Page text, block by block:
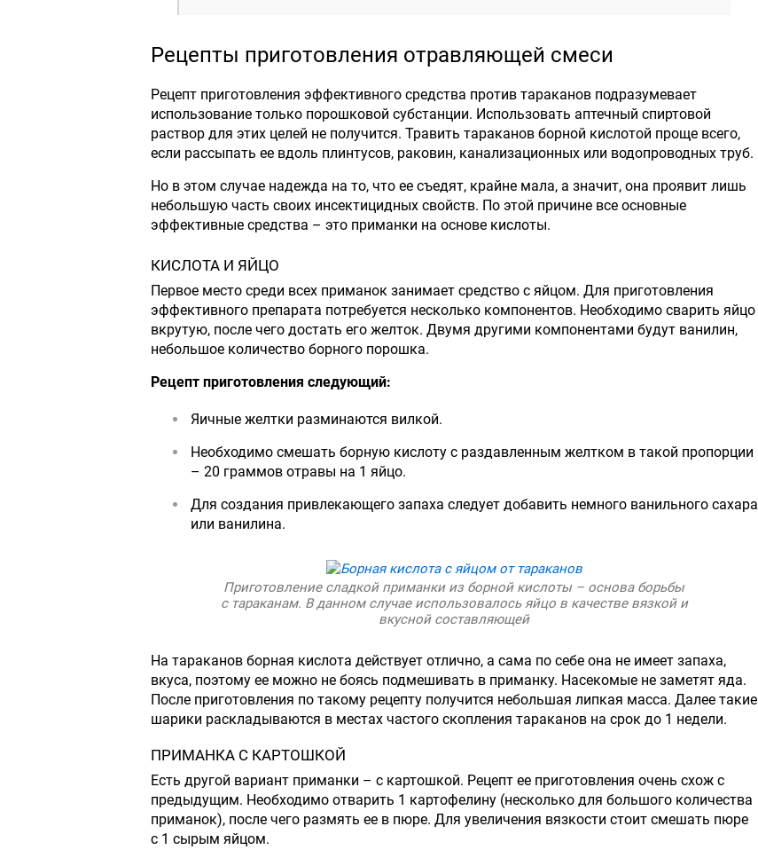
Рецепты приготовления отравляющей смеси
Рецепт приготовления эффективного средства против тараканов подразумевает
использование только порошковой субстанции. Использовать аптечный спиртовой
раствор для этих целей не получится. Травить тараканов борной кислотой проще всего,
если рассыпать ее вдоль плинтусов, раковин, канализационных или водопроводных труб.
Но в этом случае надежда на то, что ее съедят, крайне мала, а значит, она проявит лишь
небольшую часть своих инсектицидных свойств. По этой причине все основные
эффективные средства – это приманки на основе кислоты.
КИСЛОТА И ЯЙЦО
Первое место среди всех приманок занимает средство с яйцом. Для приготовления
эффективного препарата потребуется несколько компонентов. Необходимо сварить яйцо
вкрутую, после чего достать его желток. Двумя другими компонентами будут ванилин,
небольшое количество борного порошка.
Рецепт приготовления следующий:
Яичные желтки разминаются вилкой.
Необходимо смешать борную кислоту с раздавленным желтком в такой пропорции
– 20 граммов отравы на 1 яйцо.
Для создания привлекающего запаха следует добавить немного ванильного сахара
или ванилина.
Приготовление сладкой приманки из борной кислоты – основа борьбы
с тараканам. В данном случае использовалось яйцо в качестве вязкой и
вкусной составляющей
На тараканов борная кислота действует отлично, а сама по себе она не имеет запаха,
вкуса, поэтому ее можно не боясь подмешивать в приманку. Насекомые не заметят яда.
После приготовления по такому рецепту получится небольшая липкая масса. Далее такие
шарики раскладываются в местах частого скопления тараканов на срок до 1 недели.
ПРИМАНКА С КАРТОШКОЙ
Есть другой вариант приманки – с картошкой. Рецепт ее приготовления очень схож с
предыдущим. Необходимо отварить 1 картофелину (несколько для большого количества
приманок), после чего размять ее в пюре. Для увеличения вязкости стоит смешать пюре
с 1 сырым яйцом.